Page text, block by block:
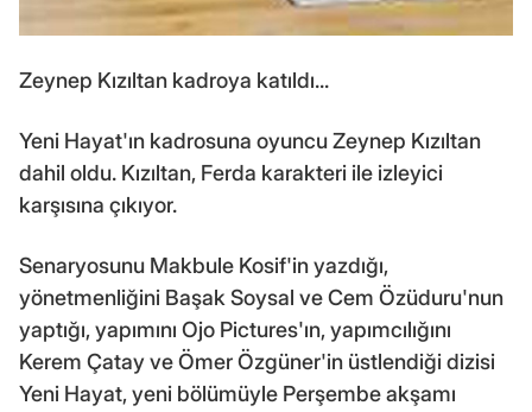
Zeynep Kızıltan kadroya katıldı...
Yeni Hayat'ın kadrosuna oyuncu Zeynep Kızıltan
dahil oldu. Kızıltan, Ferda karakteri ile izleyici
karşısına çıkıyor.
Senaryosunu Makbule Kosif'in yazdığı,
yönetmenliğini Başak Soysal ve Cem Özüduru'nun
yaptığı, yapımını Ojo Pictures'ın, yapımcılığını
Kerem Çatay ve Ömer Özgüner'in üstlendiği dizisi
Yeni Hayat, yeni bölümüyle Perşembe akşamı